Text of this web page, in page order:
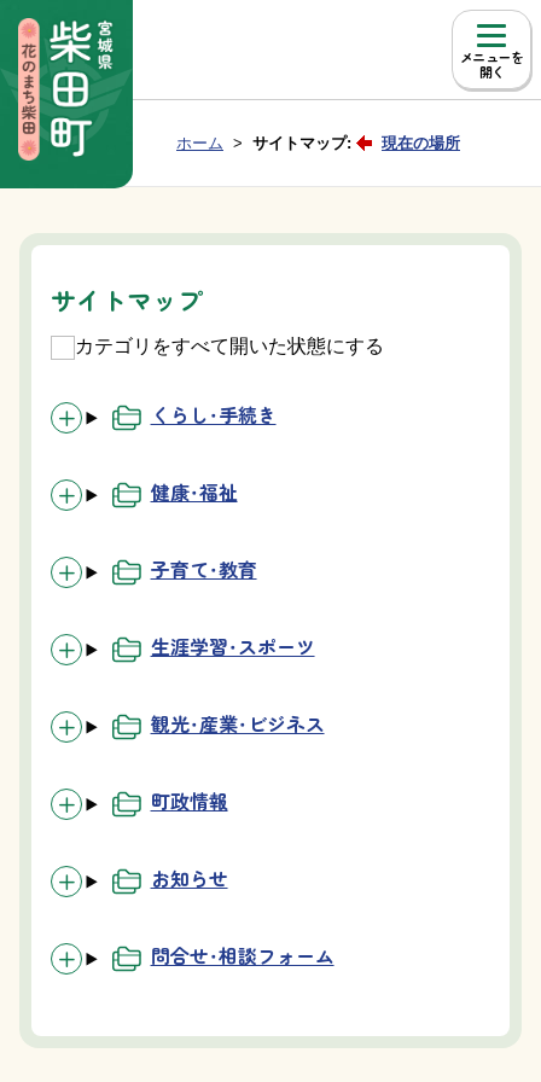
メニュー
Group NAV 現在位置：
ホーム サイトマップ: 現在の場所
サイトマップ
カテゴリをすべて開いた状態にする
くらし・手続き
健康・福祉
子育て・教育
生涯学習・スポーツ
観光・産業・ビジネス
町政情報
お知らせ
問合せ・相談フォーム